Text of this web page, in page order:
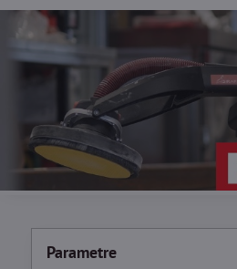
Parametre